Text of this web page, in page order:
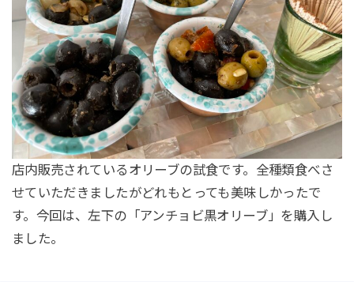
店内販売されているオリーブの試食です。全種類食べさ
せていただきましたがどれもとっても美味しかったで
す。今回は、左下の「アンチョビ黒オリーブ」を購入し
ました。